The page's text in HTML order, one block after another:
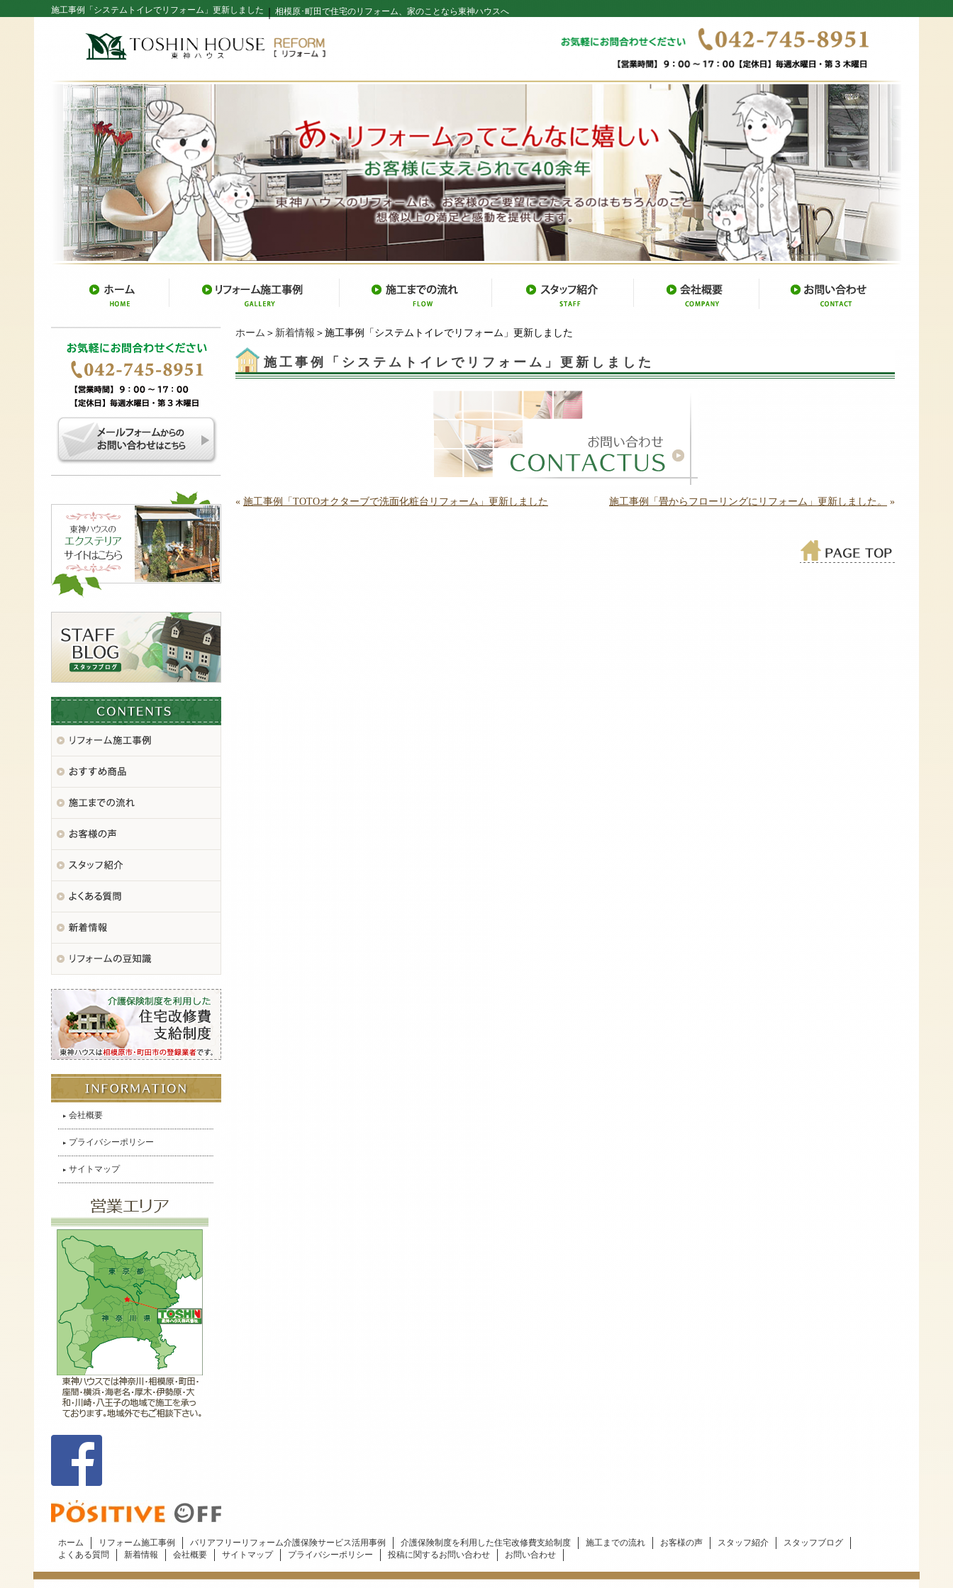
施工事例「システムトイレでリフォーム」更新しました 相模原･町田で住宅のリフォーム、家のことなら東神ハウスへ
ホーム ＞ 新着情報 ＞施工事例「システムトイレでリフォーム」更新しました
施工事例「システムトイレでリフォーム」更新しました
« 施工事例「TOTOオクターブで洗面化粧台リフォーム」更新しました 施工事例「畳からフローリングにリフォーム」更新しました。 »
会社概要
プライバシーポリシー
サイトマップ
ホーム リフォーム施工事例 バリアフリーリフォーム介護保険サービス活用事例 介護保険制度を利用した住宅改修費支給制度 施工までの流れ お客様の声 スタッフ紹介
スタッフブログ
よくある質問
新着情報 会社概要 サイトマップ プライバシーポリシー 投稿に関するお問い合わせ お問い合わせ